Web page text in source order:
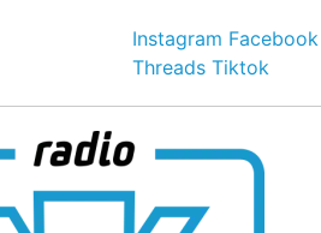
Instagram Facebook
Threads Tiktok